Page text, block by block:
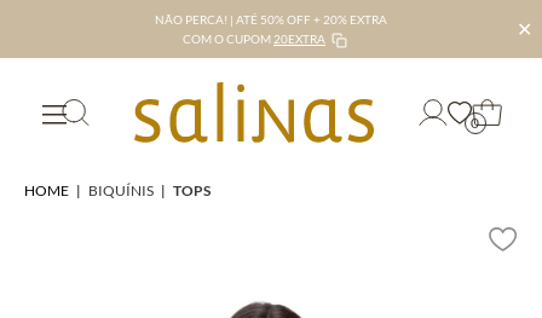
NÃO PERCA! | ATÉ 50% OFF + 20% EXTRA
COM O CUPOM 20EXTRA ✕
0
HOME | BIQUÍNIS | TOPS